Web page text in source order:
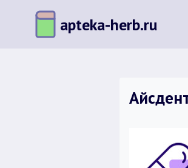
содержимому
apteka-herb.ru